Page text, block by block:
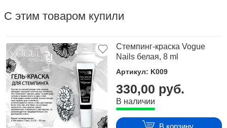
С этим товаром купили
Стемпинг-краска Vogue
Nails белая, 8 ml
Артикул: K009
330,00 руб.
В наличии
В корзину